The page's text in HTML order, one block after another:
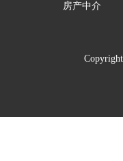
房产中介